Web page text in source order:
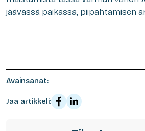
jäävässä paikassa, piipahtamisen
Avainsanat:
Jaa artikkeli: